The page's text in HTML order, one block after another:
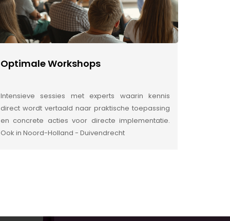
Optimale Workshops
Intensieve sessies met experts waarin kennis
direct wordt vertaald naar praktische toepassing
en concrete acties voor directe implementatie.
Ook in Noord-Holland - Duivendrecht